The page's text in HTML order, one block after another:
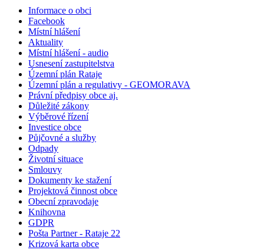
Informace o obci
Facebook
Místní hlášení
Aktuality
Místní hlášení - audio
Usnesení zastupitelstva
Územní plán Rataje
Územní plán a regulativy - GEOMORAVA
Právní předpisy obce aj.
Důležité zákony
Výběrové řízení
Investice obce
Půjčovné a služby
Odpady
Životní situace
Smlouvy
Dokumenty ke stažení
Projektová činnost obce
Obecní zpravodaje
Knihovna
GDPR
Pošta Partner - Rataje 22
Krizová karta obce